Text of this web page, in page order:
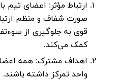
ارتباط مؤثر: اعضای تیم
صورت شفاف و منظم
قوی به جلوگیری از
کمک می‌کند.
اهداف مشترک: همه
واحد تمرکز داشته